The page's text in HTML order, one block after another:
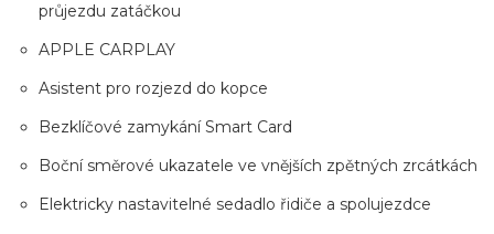
průjezdu zatáčkou
APPLE CARPLAY
Asistent pro rozjezd do kopce
Bezklíčové zamykání Smart Card
Boční směrové ukazatele ve vnějších zpětných zrcátkách
Elektricky nastavitelné sedadlo řidiče a spolujezdce